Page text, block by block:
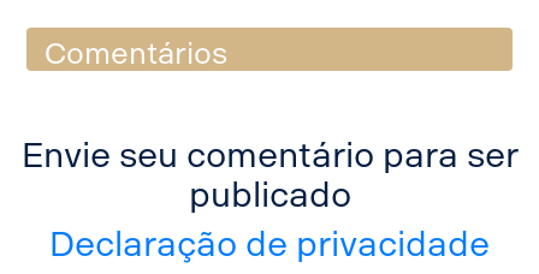
Comentários
Envie seu comentário para ser
publicado
Declaração de privacidade